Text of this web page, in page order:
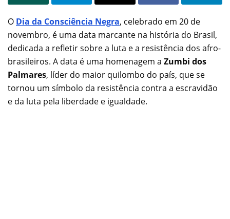
O Dia da Consciência Negra, celebrado em 20 de
novembro, é uma data marcante na história do Brasil,
dedicada a refletir sobre a luta e a resistência dos afro-
brasileiros. A data é uma homenagem a Zumbi dos
Palmares, líder do maior quilombo do país, que se
tornou um símbolo da resistência contra a escravidão
e da luta pela liberdade e igualdade.